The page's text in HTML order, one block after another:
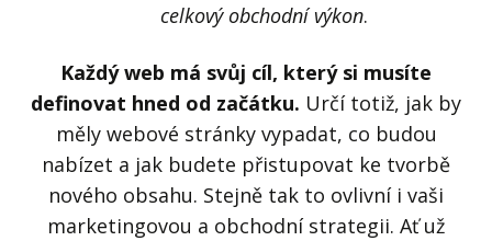
celkový obchodní výkon.
Každý web má svůj cíl, který si musíte
definovat hned od začátku. Určí totiž, jak by
měly webové stránky vypadat, co budou
nabízet a jak budete přistupovat ke tvorbě
nového obsahu. Stejně tak to ovlivní i vaši
marketingovou a obchodní strategii. Ať už